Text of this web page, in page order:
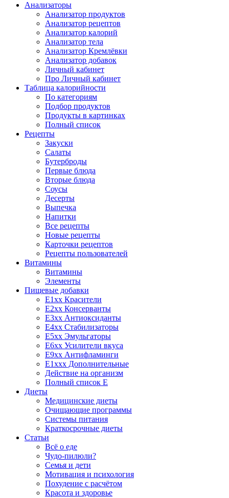
Анализаторы
Анализатор продуктов
Анализатор рецептов
Анализатор калорий
Анализатор тела
Анализатор Кремлёвки
Анализатор добавок
Личный кабинет
Про Личный кабинет
Таблица калорийности
По категориям
Подбор продуктов
Продукты в картинках
Полный список
Рецепты
Закуски
Салаты
Бутерброды
Первые блюда
Вторые блюда
Соусы
Десерты
Выпечка
Напитки
Все рецепты
Новые рецепты
Карточки рецептов
Рецепты пользователей
Витамины
Витамины
Элементы
Пищевые добавки
E1xx Красители
E2xx Консерванты
E3xx Антиоксиданты
E4xx Стабилизаторы
E5xx Эмульгаторы
E6xx Усилители вкуса
E9xx Антифламинги
E1xxx Дополнительные
Действие на организм
Полный список E
Диеты
Медицинские диеты
Очищающие программы
Системы питания
Краткосрочные диеты
Статьи
Всё о еде
Чудо-пилюли?
Семья и дети
Мотивация и психология
Похудение с расчётом
Красота и здоровье